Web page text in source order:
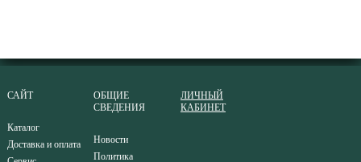
САЙТ
Каталог
Доставка и оплата
ОБЩИЕ
СВЕДЕНИЯ
Новости
Политика
ЛИЧНЫЙ
КАБИНЕТ